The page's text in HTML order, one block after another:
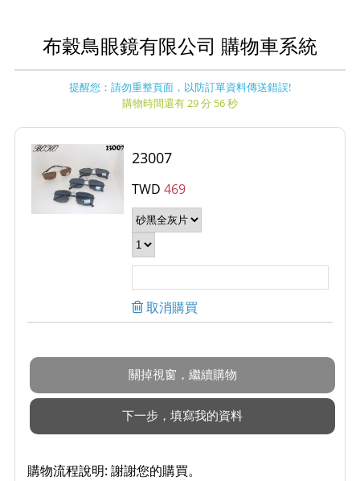
布穀鳥眼鏡有限公司 購物車系統
提醒您：請勿重整頁面，以防訂單資料傳送錯誤!
購物時間還有 29 分 56 秒
23007
TWD469
取消購買
購物流程說明: 謝謝您的購買。